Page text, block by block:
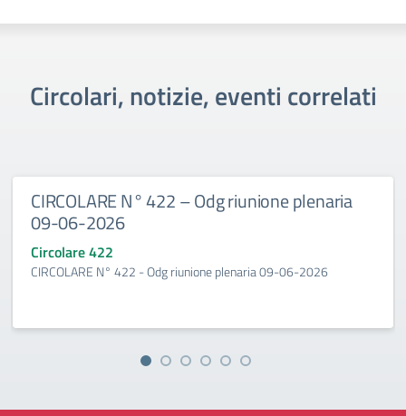
Circolari, notizie, eventi correlati
CIRCOLARE N° 422 – Odg riunione plenaria
09-06-2026
Circolare 422
CIRCOLARE N° 422 - Odg riunione plenaria 09-06-2026